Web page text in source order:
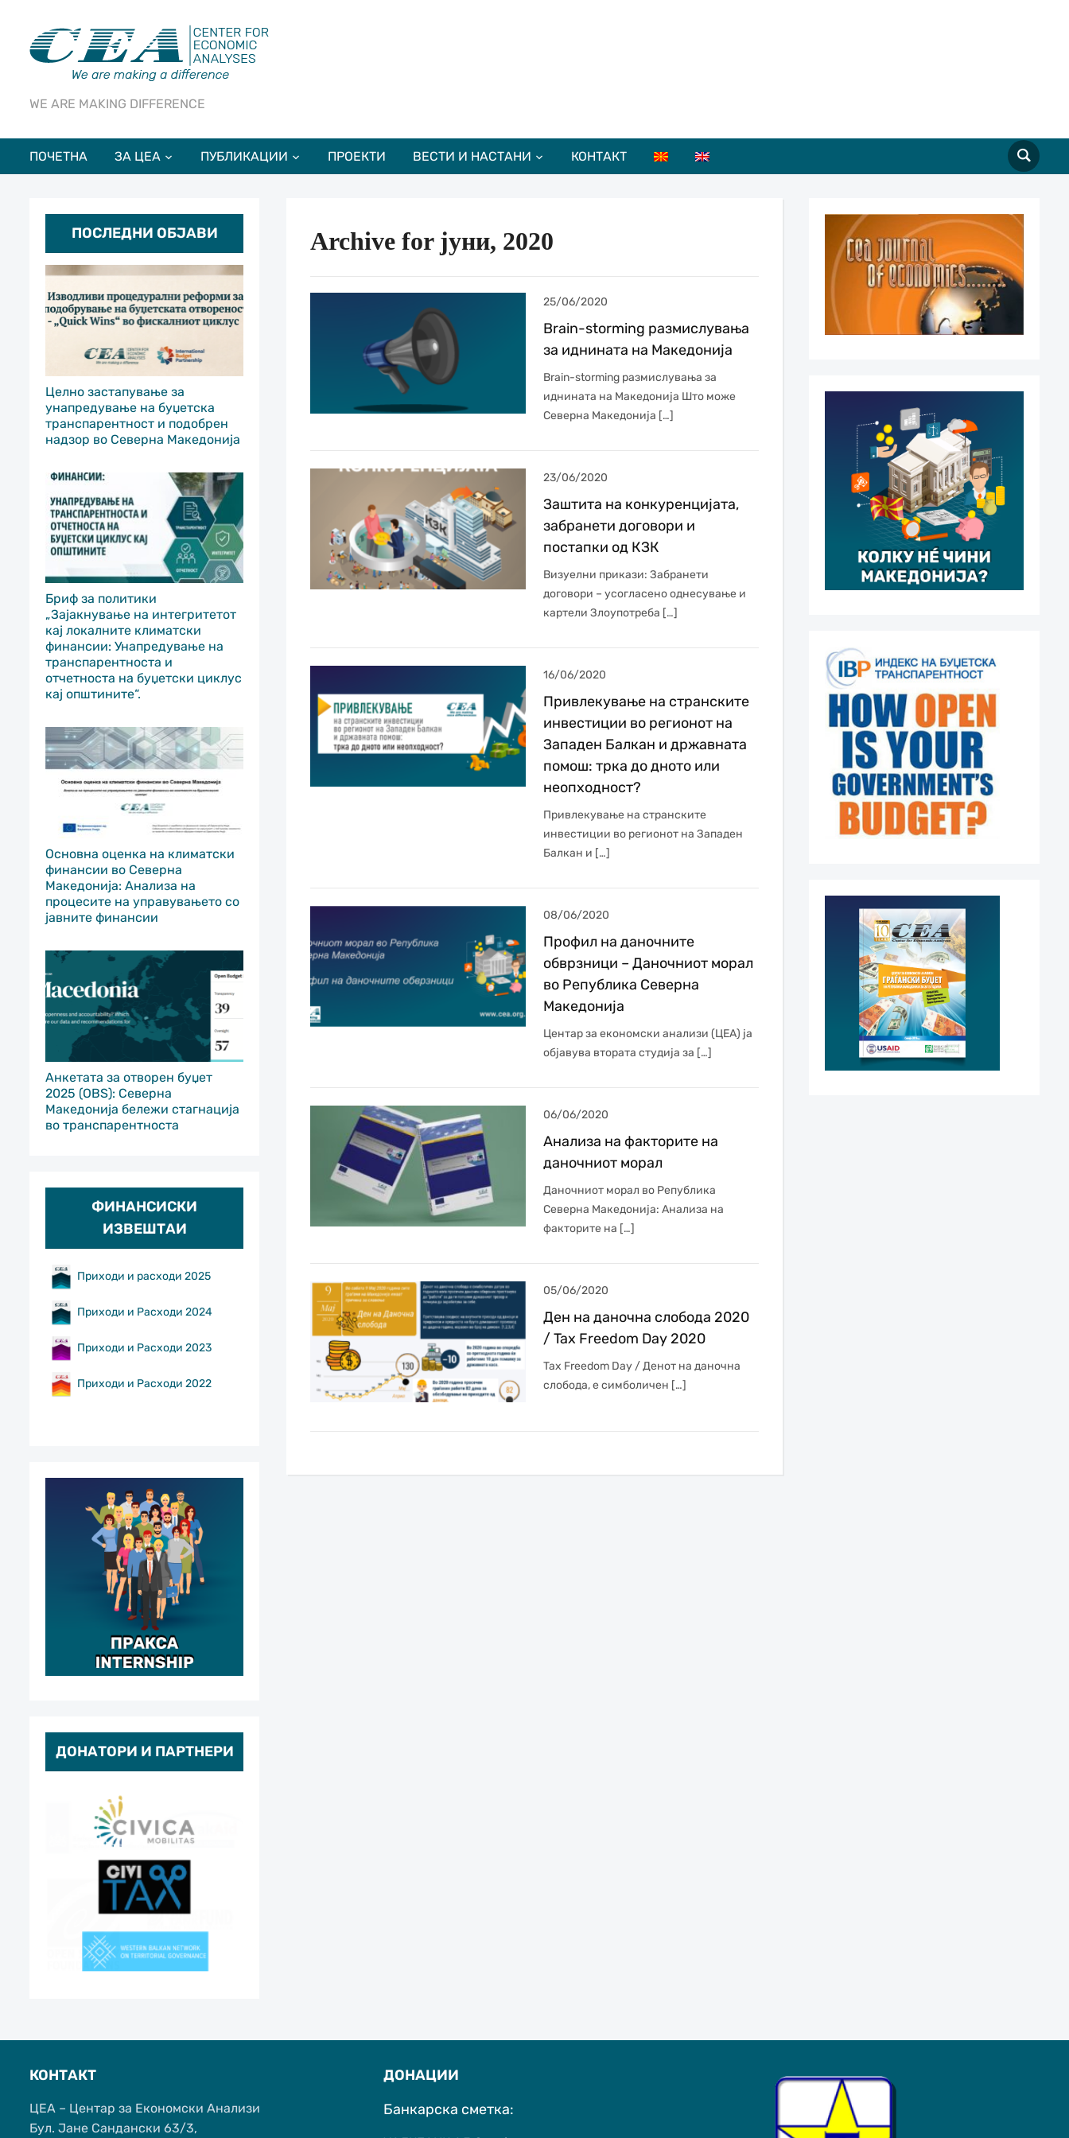
WE ARE MAKING DIFFERENCE
ПОЧЕТНА ЗА ЦЕА ПУБЛИКАЦИИ ПРОЕКТИ ВЕСТИ И НАСТАНИ КОНТАКТ
ПОСЛЕДНИ ОБЈАВИ
Целно застапување за
унапредување на буџетска
транспарентност и подобрен
надзор во Северна Македонија
Бриф за политики
„Зајакнување на интегритетот
кај локалните климатски
финансии: Унапредување на
транспарентноста и
отчетноста на буџетски циклус
кај општините“.
Основна оценка на климатски
финансии во Северна
Македонија: Анализа на
процесите на управувањето со
јавните финансии
Анкетата за отворен буџет
2025 (OBS): Северна
Македонија бележи стагнација
во транспарентноста
ФИНАНСИСКИ
ИЗВЕШТАИ
Приходи и расходи 2025
Приходи и Расходи 2024
Приходи и Расходи 2023
Приходи и Расходи 2022
ДОНАТОРИ И ПАРТНЕРИ
Archive for јуни, 2020
25/06/2020
Brain-storming размислувања
за иднината на Македонија
Brain-storming размислувања за
иднината на Македонија Што може
Северна Македонија […]
23/06/2020
Заштита на конкуренцијата,
забранети договори и
постапки од КЗК
Визуелни прикази: Забранети
договори – усогласено однесување и
картели Злоупотреба […]
16/06/2020
Привлекување на странските
инвестиции во регионот на
Западен Балкан и државната
помош: трка до дното или
неопходност?
Привлекување на странските
инвестиции во регионот на Западен
Балкан и […]
08/06/2020
Профил на даночните
обврзници – Даночниот морал
во Република Северна
Македонија
Центар за економски анализи (ЦЕА) ја
објавува втората студија за […]
06/06/2020
Анализа на факторите на
даночниот морал
Даночниот морал во Република
Северна Македонија: Анализа на
факторите на […]
05/06/2020
Ден на даночна слобода 2020
/ Tax Freedom Day 2020
Tax Freedom Day / Денот на даночна
слобода, е симболичен […]
КОНТАКТ
ЦЕА – Центар за Економски Анализи
Бул. Јане Сандански 63/3,
ДОНАЦИИ
Банкарска сметка: